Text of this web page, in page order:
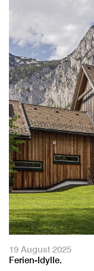
19 August 2025
Ferien-Idylle.